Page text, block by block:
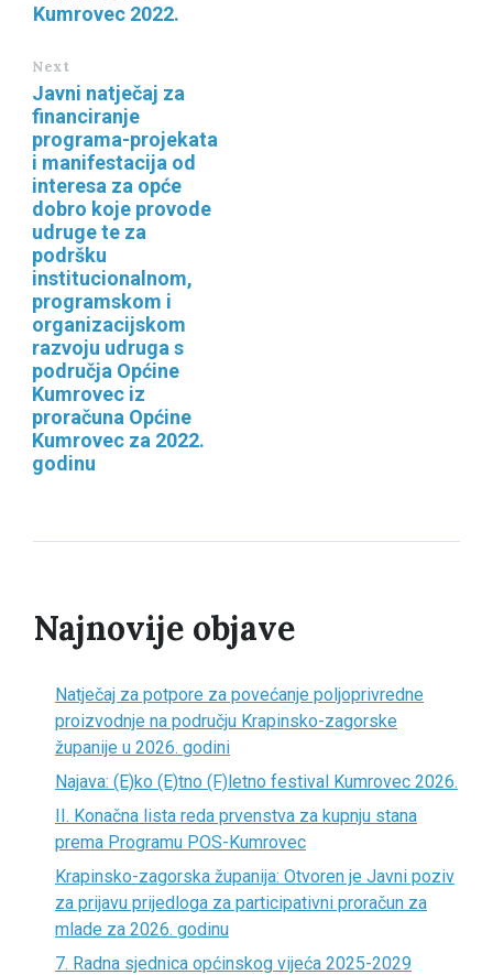
Kumrovec 2022.
Next
Javni natječaj za
financiranje
programa-projekata
i manifestacija od
interesa za opće
dobro koje provode
udruge te za
podršku
institucionalnom,
programskom i
organizacijskom
razvoju udruga s
područja Općine
Kumrovec iz
proračuna Općine
Kumrovec za 2022.
godinu
Najnovije objave
Natječaj za potpore za povećanje poljoprivredne
proizvodnje na području Krapinsko-zagorske
županije u 2026. godini
Najava: (E)ko (E)tno (F)letno festival Kumrovec 2026.
II. Konačna lista reda prvenstva za kupnju stana
prema Programu POS-Kumrovec
Krapinsko-zagorska županija: Otvoren je Javni poziv
za prijavu prijedloga za participativni proračun za
mlade za 2026. godinu
7. Radna sjednica općinskog vijeća 2025-2029